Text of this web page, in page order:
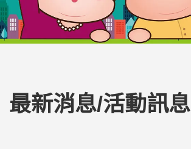
最新消息/活動訊息